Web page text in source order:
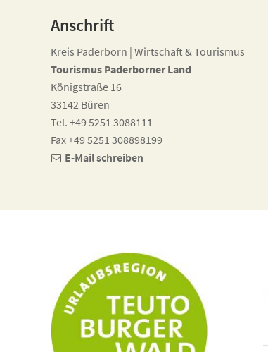
Anschrift
Kreis Paderborn | Wirtschaft & Tourismus
Tourismus Paderborner Land
Königstraße 16
33142 Büren
Tel. +49 5251 3088111
Fax +49 5251 308898199
E-Mail schreiben